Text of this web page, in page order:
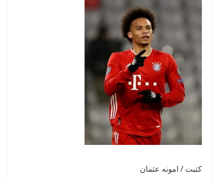
كتبت / امونه عثمان